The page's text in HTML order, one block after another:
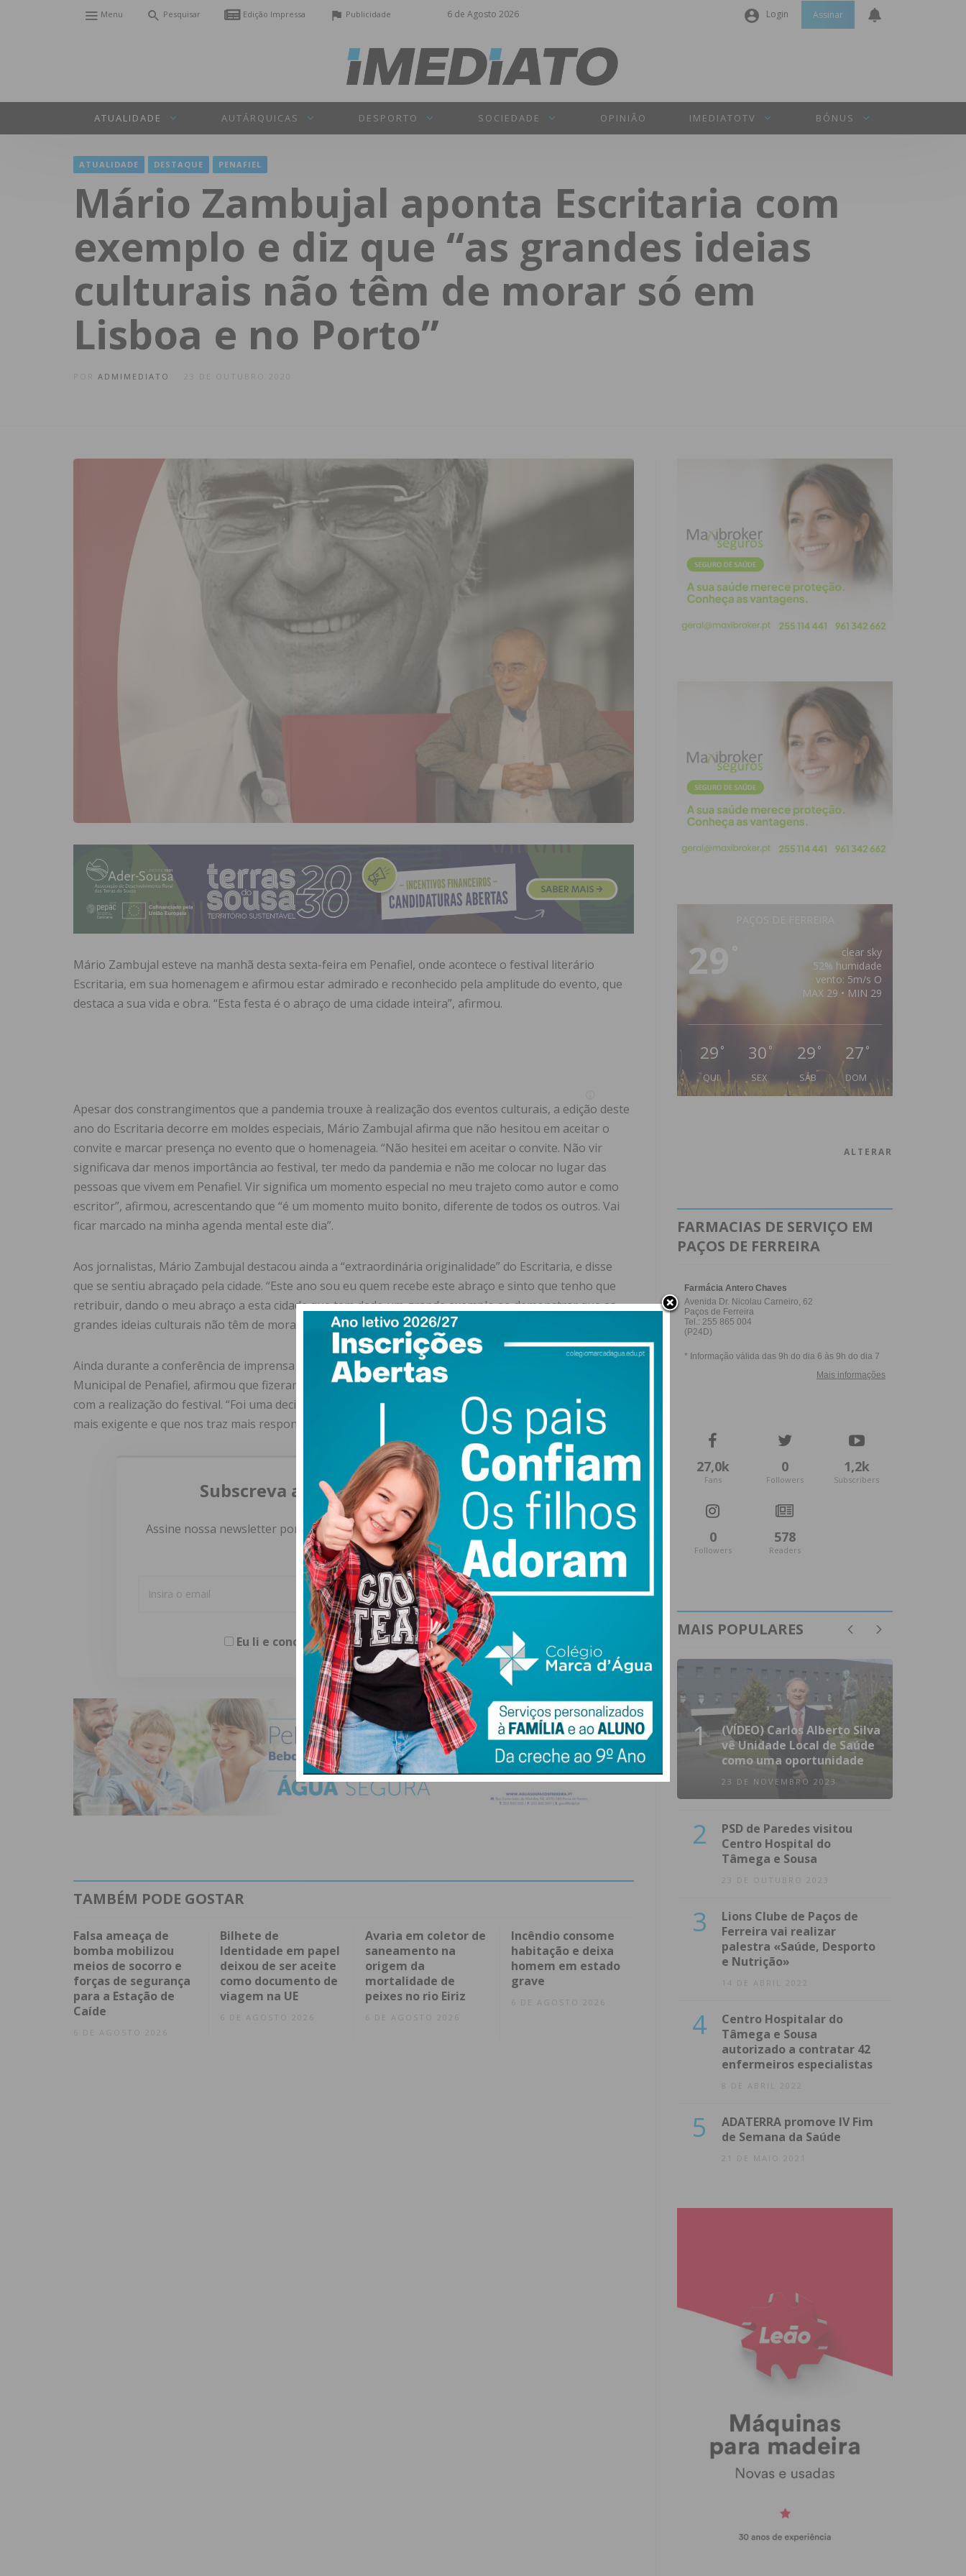
6 de Agosto 2026
Menu Pesquisar Edição Impressa Publicidade Login
Senha
INICIAR SESSÃO
Perdeu a sua senha?
Assinar
ATUALIDADE AUTÁRQUICAS DESPORTO SOCIEDADE OPINIÃO IMEDIATOTV BÓNUS
ATUALIDADE DESTAQUE PENAFIEL
Mário Zambujal aponta Escritaria com
exemplo e diz que “as grandes ideias
culturais não têm de morar só em
Lisboa e no Porto”
ADMIMEDIATO 23 DE OUTUBRO 2020
Mário Zambujal esteve na manhã desta sexta-feira em Penafiel, onde acontece o festival literário
Escritaria, em sua homenagem e afirmou estar admirado e reconhecido pela amplitude do evento, que
destaca a sua vida e obra. “Esta festa é o abraço de uma cidade inteira”, afirmou.
Apesar dos constrangimentos que a pandemia trouxe à realização dos eventos culturais, a edição deste
ano do Escritaria decorre em moldes especiais, Mário Zambujal afirma que não hesitou em aceitar o
convite e marcar presença no evento que o homenageia. “Não hesitei em aceitar o convite. Não vir
significava dar menos importância ao festival, ter medo da pandemia e não me colocar no lugar das
pessoas que vivem em Penafiel. Vir significa um momento especial no meu trajeto como autor e como
escritor”, afirmou, acrescentando que “é um momento muito bonito, diferente de todos os outros. Vai
ficar marcado na minha agenda mental este dia”.
Aos jornalistas, Mário Zambujal destacou ainda a “extraordinária originalidade” do Escritaria, e disse
que se sentiu abraçado pela cidade. “Este ano sou eu quem recebe este abraço e sinto que tenho que
retribuir, dando o meu abraço a esta cidade que tem dado um grande exemplo ao demonstrar que as
grandes ideias culturais não têm de morar só em Lisboa e no Porto”.
Ainda durante a conferência de imprensa com o autor, Antonino de Sousa, presidente da Câmara
Municipal de Penafiel, afirmou que fizeram a opção “mais difícil”, em tempos de pandemia, ao avançar
com a realização do festival. “Foi uma decisão difícil e muito ponderada. Fizemos a opção mais difícil,
mais exigente e que nos traz mais responsabilidade. Mas valeu a pena”, explicou o autarca.
Subscreva a newsletter do Imediato
Assine nossa newsletter por e-mail e obtenha de forma regular a informação
atualizada.
Eu li e concordo com ostermos e condições
TAMBÉM PODE GOSTAR
Falsa ameaça de
bomba mobilizou
meios de socorro e
forças de segurança
para a Estação de
Caíde
6 DE AGOSTO 2026
Bilhete de
Identidade em papel
deixou de ser aceite
como documento de
viagem na UE
6 DE AGOSTO 2026
Avaria em coletor de
saneamento na
origem da
mortalidade de
peixes no rio Eiriz
6 DE AGOSTO 2026
Incêndio consome
habitação e deixa
homem em estado
grave
6 DE AGOSTO 2026
29
clear sky
52% humidade
vento: 5m/s O
MAX 29 • MIN 29
29 °
QUI
30 °
SEX
29 °
SÁB
27 °
DOM
ALTERAR
FARMACIAS DE SERVIÇO EM
PAÇOS DE FERREIRA
27,0k
Fans
0
Followers
1,2k
Subscribers
0
Followers
578
Readers
MAIS POPULARES
1
(VÍDEO) Carlos Alberto Silva
vê Unidade Local de Saúde
como uma oportunidade
23 DE NOVEMBRO 2023
2
PSD de Paredes visitou
Centro Hospital do
Tâmega e Sousa
23 DE OUTUBRO 2023
3
Lions Clube de Paços de
Ferreira vai realizar
palestra «Saúde, Desporto
e Nutrição»
14 DE ABRIL 2022
4
Centro Hospitalar do
Tâmega e Sousa
autorizado a contratar 42
enfermeiros especialistas
8 DE ABRIL 2022
5
ADATERRA promove IV Fim
de Semana da Saúde
21 DE MAIO 2021